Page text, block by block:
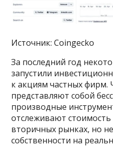
Источник: Coingecko
За последний год
запустили
к акциям частных фирм.
представляют собой
производные
отслеживают
вторичных рынках, но
собственности на